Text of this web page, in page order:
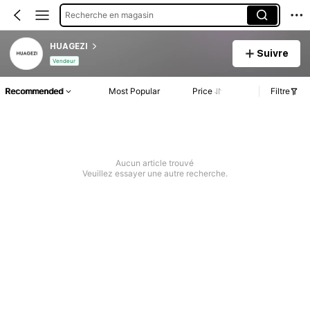
Recherche en magasin
HUAGEZI
Vendeur
Suivre
Recommended Most Popular Price Filtre
Aucun article trouvé
Veuillez essayer une autre recherche.